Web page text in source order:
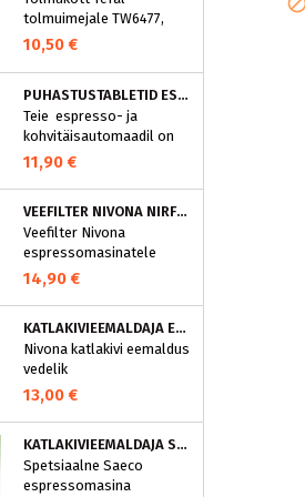
tolmuimejale TW6477,
TW6886..
10,50 €
PUHASTUSTABLETID ESPRESSOMASINALE, NIVONA 390701200
Teie espresso- ja
kohvitäisautomaadil on
integreeritud
puhastusprogramm.
NIVONA puhastustabletid
on loodud spetsiaalselt
selle programmi jaoks ja
eraldavad mustuse nagu
nt kohvirasva
aparaati ja tagab täiusliku
aroomi.
11,90 €
VEEFILTER NIVONA NIRF701
Veefilter Nivona
espressomasinatele
14,90 €
KATLAKIVIEEMALDAJA ESPRESSOMASINATELE, NIVONA (500 ML)
Nivona katlakivi eemaldus
vedelik
espressomasinatele
13,00 €
KATLAKIVIEEMALDAJA SAECO ESPRESSOMASINATELE, PHILIPS CA6700/10
Spetsiaalne Saeco
espressomasina